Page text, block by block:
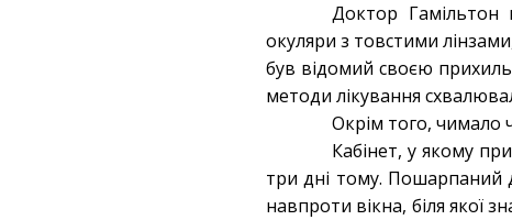
Доктор Гамільтон
окуляри з товстими
був відомий своєю
методи лікування
Окрім того, чимало
Кабінет, у якому
три дні тому. Пошарпаний
навпроти вікна, біля якої